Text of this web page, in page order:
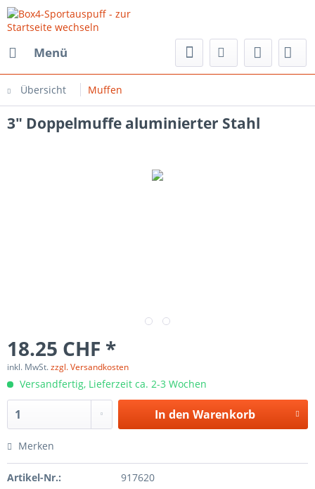
Menü
Übersicht Muffen
3" Doppelmuffe aluminierter Stahl
18.25 CHF *
inkl. MwSt.zzgl. Versandkosten
Versandfertig, Lieferzeit ca. 2-3 Wochen
In den Warenkorb
Merken
Artikel-Nr.: 917620